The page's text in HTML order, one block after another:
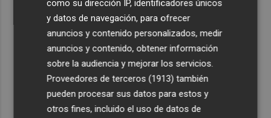
Recibe toda la actualidad de
Plaza Podcast en tu correo
Quiero suscribirme
como su dirección IP, identificadores únicos
y datos de navegación, para ofrecer
anuncios y contenido personalizados, medir
anuncios y contenido, obtener información
sobre la audiencia y mejorar los servicios.
Proveedores de terceros (1913) también
pueden procesar sus datos para estos y
otros fines, incluido el uso de datos de